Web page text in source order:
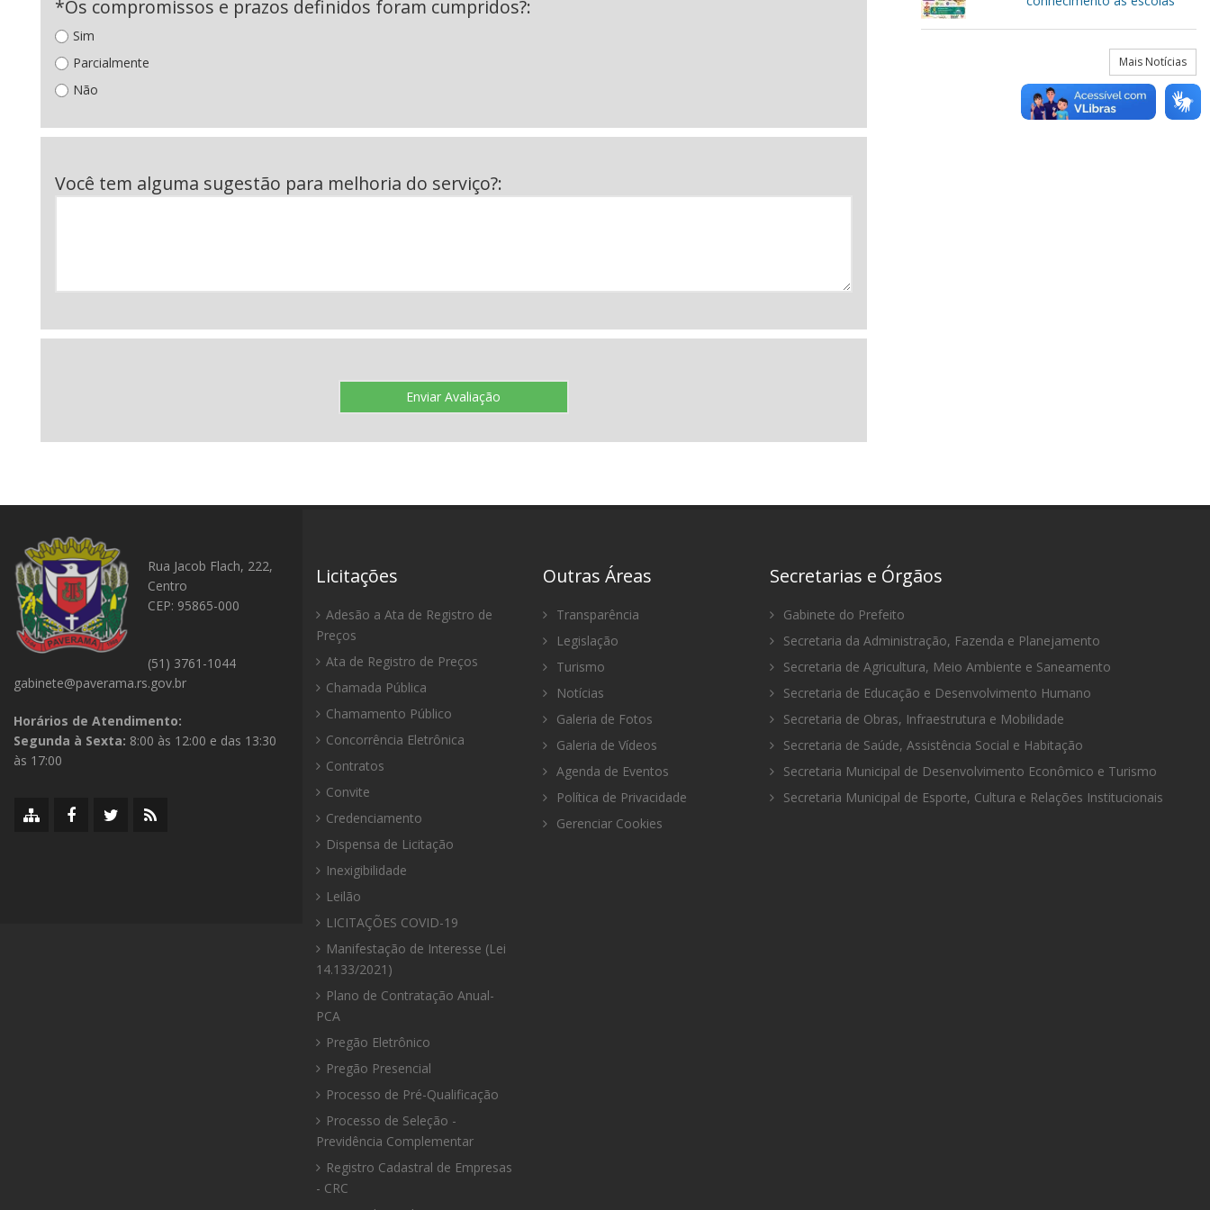
*Os compromissos e prazos definidos foram cumpridos?:
Sim
Parcialmente
Não
Você tem alguma sugestão para melhoria do serviço?:
Mais Notícias
Rua Jacob Flach, 222,
Centro
CEP: 95865-000
(51) 3761-1044
gabinete@paverama.rs.gov.br
Horários de Atendimento:
Segunda à Sexta: 8:00 às 12:00 e das 13:30
às 17:00
MapaFacebookTwitter/X
RSS
Licitações
Adesão a Ata de Registro de
Preços
Ata de Registro de Preços
Chamada Pública
Chamamento Público
Concorrência Eletrônica
Contratos
Convite
Credenciamento
Dispensa de Licitação
Inexigibilidade
Leilão
LICITAÇÕES COVID-19
Manifestação de Interesse (Lei
14.133/2021)
Plano de Contratação Anual-
PCA
Pregão Eletrônico
Pregão Presencial
Processo de Pré-Qualificação
Processo de Seleção -
Previdência Complementar
Registro Cadastral de Empresas
- CRC
Outras Áreas
Transparência
Legislação
Turismo
Notícias
Galeria de Fotos
Galeria de Vídeos
Agenda de Eventos
Política de Privacidade
Gerenciar Cookies
Secretarias e Órgãos
Gabinete do Prefeito
Secretaria da Administração, Fazenda e Planejamento
Secretaria de Agricultura, Meio Ambiente e Saneamento
Secretaria de Educação e Desenvolvimento Humano
Secretaria de Obras, Infraestrutura e Mobilidade
Secretaria de Saúde, Assistência Social e Habitação
Secretaria Municipal de Desenvolvimento Econômico e Turismo
Secretaria Municipal de Esporte, Cultura e Relações Institucionais